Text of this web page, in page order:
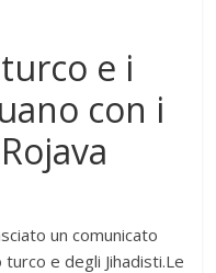
turco e i
con i
un comunicato
e degli Jihadisti.Le